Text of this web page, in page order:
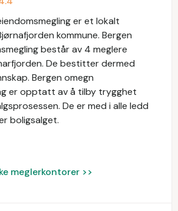
er et lokalt
kommune. Bergen
består av 4 meglere
De bestitter dermed
Bergen omegn
er opptatt av å tilby trygghet
De er med i alle ledd
boligsalget.
meglerkontorer >>